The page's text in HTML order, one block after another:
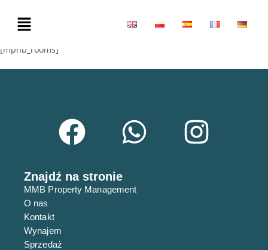
[mphb_rooms]
Znajdź na stronie
MMB Property Management
O nas
Kontakt
Wynajem
Sprzedaż